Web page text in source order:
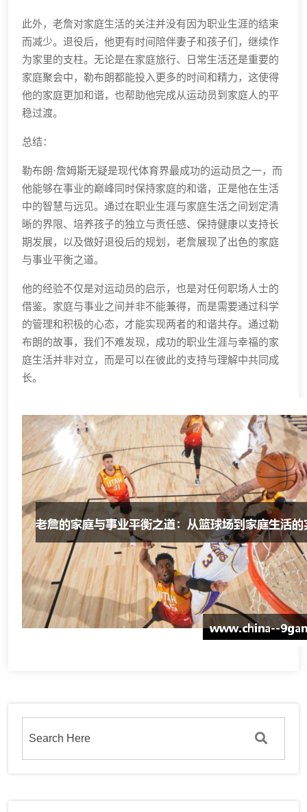
此外，老詹对家庭生活的关注并没有因为职业生涯的结束
而减少。退役后，他更有时间陪伴妻子和孩子们，继续作
为家里的支柱。无论是在家庭旅行、日常生活还是重要的
家庭聚会中，勒布朗都能投入更多的时间和精力，这使得
他的家庭更加和谐，也帮助他完成从运动员到家庭人的平
稳过渡。
总结：
勒布朗·詹姆斯无疑是现代体育界最成功的运动员之一，而
他能够在事业的巅峰同时保持家庭的和谐，正是他在生活
中的智慧与远见。通过在职业生涯与家庭生活之间划定清
晰的界限、培养孩子的独立与责任感、保持健康以支持长
期发展，以及做好退役后的规划，老詹展现了出色的家庭
与事业平衡之道。
他的经验不仅是对运动员的启示，也是对任何职场人士的
借鉴。家庭与事业之间并非不能兼得，而是需要通过科学
的管理和积极的心态，才能实现两者的和谐共存。通过勒
布朗的故事，我们不难发现，成功的职业生涯与幸福的家
庭生活并非对立，而是可以在彼此的支持与理解中共同成
长。